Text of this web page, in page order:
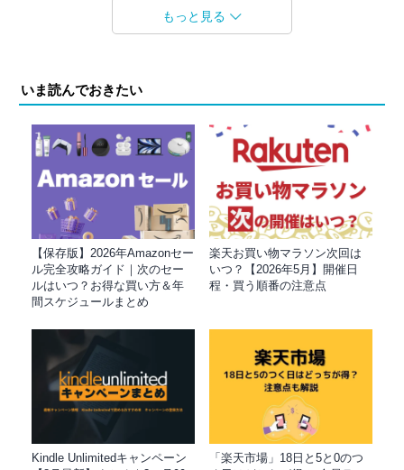
もっと見る
いま読んでおきたい
【保存版】2026年Amazonセー
ル完全攻略ガイド｜次のセー
ルはいつ？お得な買い方＆年
間スケジュールまとめ
楽天お買い物マラソン次回は
いつ？【2026年5月】開催日
程・買う順番の注意点
Kindle Unlimitedキャンペーン
「楽天市場」18日と5と0のつ